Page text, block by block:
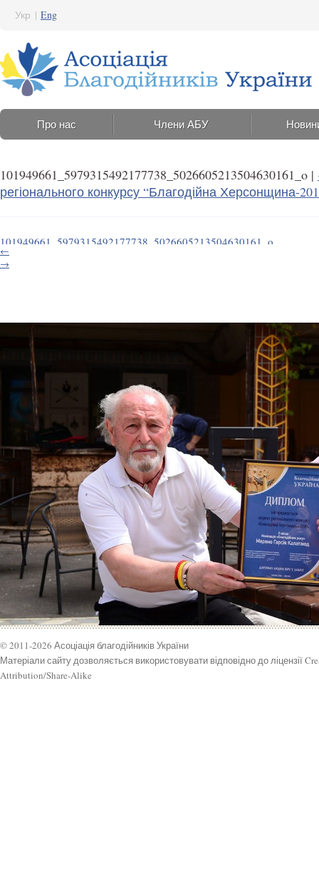
Укр | Eng
Про нас Члени АБУ
101949661_5979315492177738_5026605213504630161_o |
регіонального конкурсу “Благодійна Херсонщина-
101949661_5979315492177738_5026605213504630161_o
8 Червня 2020 15:03
←
→
© 2011-2026 Асоціація благодійників України
Матеріали сайту дозволяється використовувати відповідно до ліцензії
Attribution/Share-Alike